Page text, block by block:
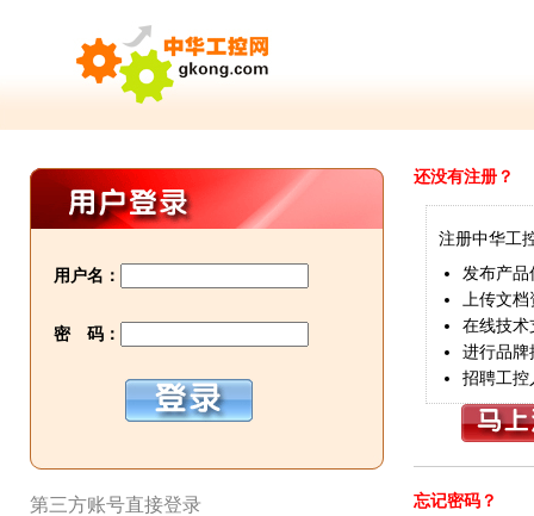
用户名：
密 码：
第三方账号直接登录
还没有注册？
注册中华工
发布产品
上传文档
在线技术
进行品牌
招聘工控
忘记密码？